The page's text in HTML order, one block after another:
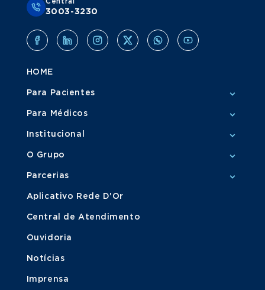
3003-3230
HOME
Para Pacientes
Para Médicos
Institucional
O Grupo
Parcerias
Aplicativo Rede D'Or
Central de Atendimento
Ouvidoria
Notícias
Imprensa